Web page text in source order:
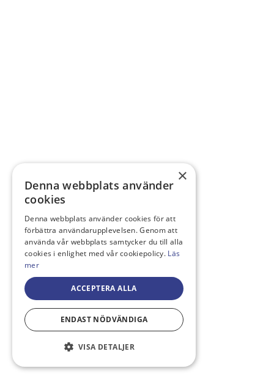
×
Denna webbplats använder
cookies
Denna webbplats använder cookies för att
förbättra användarupplevelsen. Genom att
använda vår webbplats samtycker du till alla
cookies i enlighet med vår cookiepolicy. Läs
mer
ACCEPTERA ALLA
ENDAST NÖDVÄNDIGA
VISA DETALJER